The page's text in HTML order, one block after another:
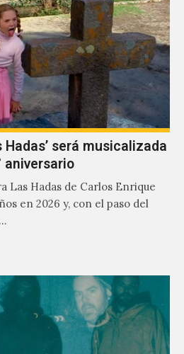
Hadas’ será musicalizada
aniversario
Las Hadas de Carlos Enrique
en 2026 y, con el paso del